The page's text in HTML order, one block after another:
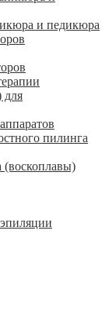
и педикюра
пилинга
(воскоплавы)